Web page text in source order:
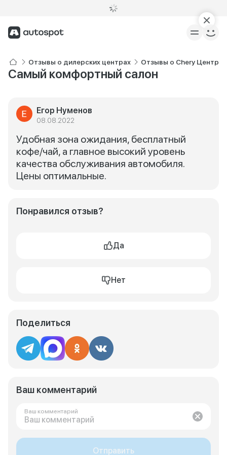
Отзывы о дилерских центрах Отзывы о Chery Центр
Самый комфортный салон
Егор Нуменов
08.08.2022
Удобная зона ожидания, бесплатный
кофе/чай, а главное высокий уровень
качества обслуживания автомобиля.
Цены оптимальные.
Понравился отзыв?
Да
Нет
Поделиться
Ваш комментарий
Ваш комментарий
Отправить